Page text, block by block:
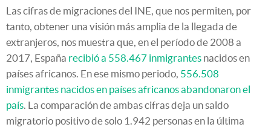
Las cifras de migraciones del INE, que nos permiten, por
tanto, obtener una visión más amplia de la llegada de
extranjeros, nos muestra que, en el período de 2008 a
2017, España recibió a 558.467 inmigrantes nacidos en
países africanos. En ese mismo periodo, 556.508
inmigrantes nacidos en países africanos abandonaron el
país. La comparación de ambas cifras deja un saldo
migratorio positivo de solo 1.942 personas en la última